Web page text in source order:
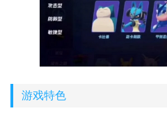
游戏特色